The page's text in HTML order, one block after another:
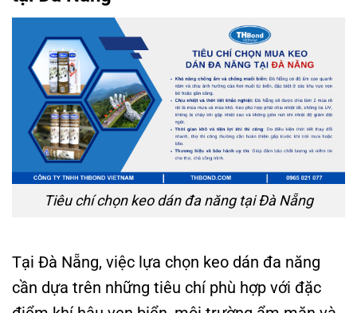
Tiêu chí chọn keo dán đa năng tại Đà Nẵng
Tại Đà Nẵng, việc lựa chọn keo dán đa năng
cần dựa trên những tiêu chí phù hợp với đặc